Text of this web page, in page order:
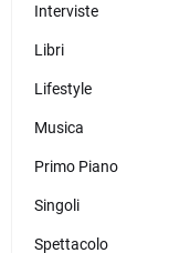
Interviste
Libri
Lifestyle
Musica
Primo Piano
Singoli
Spettacolo